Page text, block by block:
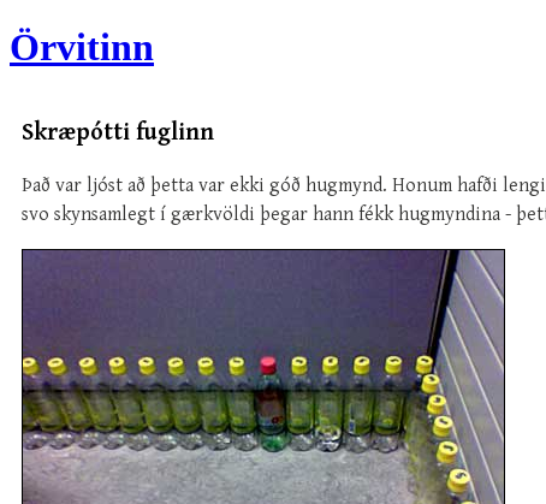
Örvitinn
Skræpótti fuglinn
Það var ljóst að þetta var ekki góð hugmynd. Honum hafði
svo skynsamlegt í gærkvöldi þegar hann fékk hugmyndina -